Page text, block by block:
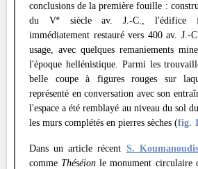
conclusions de la première fouille :
du Vesiècle av. J.-C., l'édifice
immédiatement restauré vers 400 av. J.-
usage, avec quelques remaniements
l'époque hellénistique. Parmi les
belle coupe à figures rouges sur
représenté en conversation avec son
l'espace a été remblayé au niveau du sol
les murs complétés en pierres sèches (fig.
Dans un article récent S. Koumanoudis
comme Théséionle monument circulaire